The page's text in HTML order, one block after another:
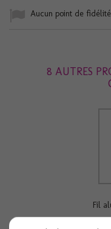
Aucun point de
8 AUTRES
Fil